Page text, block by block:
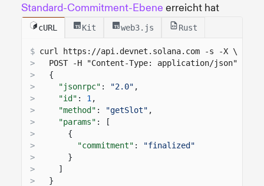
Standard-Commitment-Ebene erreicht hat
cURL Kit web3.js Rust
$ curl https://api.devnet.solana.com -s -X \
>
POST -H "Content-Type: application/json" -d
>
{
>
"jsonrpc" : "2.0" ,
>
"id" : 1 ,
>
"method" : "getSlot" ,
>
"params" : [
>
{
>
"commitment" :
"finalized"
>
}
>
]
>
}